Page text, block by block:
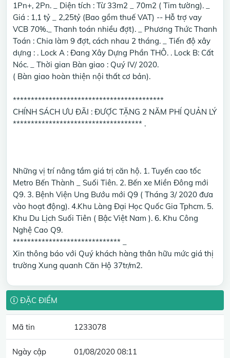
1Pn+, 2Pn. _ Diện tích : Từ 33m2 _ 70m2 ( Tim tường). _
Giá : 1,1 tỷ _ 2,25tỷ (Bao gồm thuế VAT) -- Hỗ trợ vay
VCB 70%._ Thanh toán nhiều đợt). _ Phương Thức Thanh
Toán : Chia làm 9 đợt, cách nhau 2 tháng. _ Tiến độ xây
dựng : . Lock A : Đang Xây Dựng Phần THÔ. . Lock B: Cất
Nóc. _ Thời gian Bàn giao : Quý IV/ 2020.
( Bàn giao hoàn thiện nội thất cơ bản).
******************************************
CHÍNH SÁCH ƯU ĐÃI : ĐƯỢC TẶNG 2 NĂM PHÍ QUẢN LÝ
************************************ .
Những vị trí nâng tầm giá trị căn hộ. 1. Tuyến cao tốc
Metro Bến Thành _ Suối Tiên. 2. Bến xe Miền Đông mới
Q9. 3. Bệnh Viện Ung Bướu mới Q9 ( Tháng 3/ 2020 đưa
vào hoạt động). 4.Khu Làng Đại Học Quốc Gia Tphcm. 5.
Khu Du Lịch Suối Tiên ( Bậc Việt Nam ). 6. Khu Công
Nghệ Cao Q9.
****************************** _
Xin thông báo với Quý khách hàng thân hữu mức giá thị
trường Xung quanh Căn Hộ 37tr/m2.
ĐẶC ĐIỂM
Mã tin 1233078
Ngày cập
01/08/2020 08:11